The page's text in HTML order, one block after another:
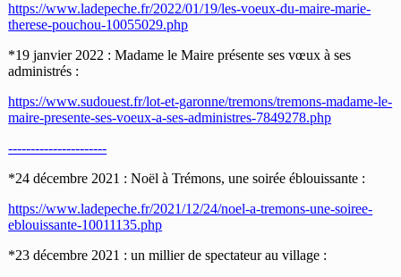
https://www.ladepeche.fr/2022/01/19/les-voeux-du-maire-marie-
therese-pouchou-10055029.php
*19 janvier 2022 : Madame le Maire présente ses vœux à ses
administrés :
https://www.sudouest.fr/lot-et-garonne/tremons/tremons-madame-le-
maire-presente-ses-voeux-a-ses-administres-7849278.php
----------------------
*24 décembre 2021 : Noël à Trémons, une soirée éblouissante :
https://www.ladepeche.fr/2021/12/24/noel-a-tremons-une-soiree-
eblouissante-10011135.php
*23 décembre 2021 : un millier de spectateur au village :